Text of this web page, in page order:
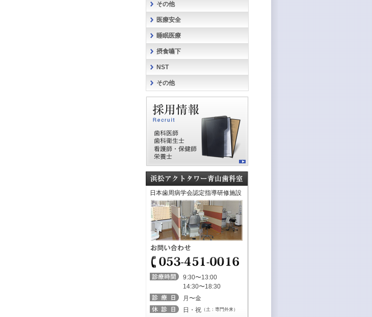
その他
医療安全
睡眠医療
摂食嚥下
NST
その他
日本歯周病学会認定指導研修施設
9:30〜13:00
14:30〜18:30
月〜金
日・祝 （土：専門外来）